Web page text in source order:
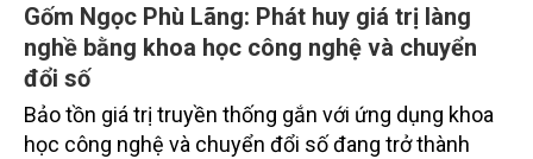
Gốm Ngọc Phù Lãng: Phát huy giá trị làng
nghề bằng khoa học công nghệ và chuyển
đổi số
Bảo tồn giá trị truyền thống gắn với ứng dụng khoa
học công nghệ và chuyển đổi số đang trở thành